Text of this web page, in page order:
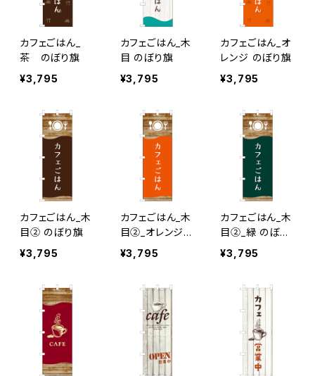
カフェごはん_
茶 のぼり旗
¥3,795
カフェごはん_木
目 のぼり旗
¥3,795
カフェごはん_オ
レンジ のぼり旗
¥3,795
カフェごはん_木
目② のぼり旗
¥3,795
カフェごはん_木
目②_オレンジ
のぼり旗
¥3,795
カフェごはん_木
目②_緑 のぼり
旗
¥3,795